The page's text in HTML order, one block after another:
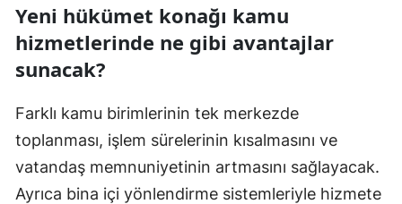
Yeni hükümet konağı kamu
hizmetlerinde ne gibi avantajlar
sunacak?
Farklı kamu birimlerinin tek merkezde
toplanması, işlem sürelerinin kısalmasını ve
vatandaş memnuniyetinin artmasını sağlayacak.
Ayrıca bina içi yönlendirme sistemleriyle hizmete